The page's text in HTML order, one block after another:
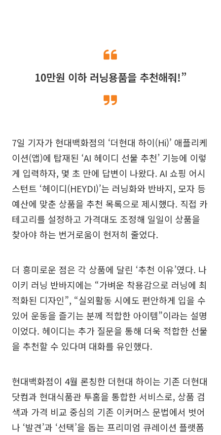
10만원 이하 러닝용품을 추천해줘!”
7일 기자가 현대백화점의 ‘더현대 하이(Hi)’ 애플리케
이션(앱)에 탑재된 ‘AI 헤이디 선물 추천’ 기능에 이렇
게 입력하자, 몇 초 만에 답변이 나왔다. AI 쇼핑 어시
스턴트 ‘헤이디(HEYDI)’는 러닝화와 반바지, 모자 등
예산에 맞춘 상품을 추천 목록으로 제시했다. 직접 카
테고리를 설정하고 가격대도 조정해 일일이 상품을
찾아야 하는 번거로움이 현저히 줄었다.
더 흥미로운 점은 각 상품에 달린 ‘추천 이유’였다. 나
이키 러닝 반바지에는 “가벼운 착용감으로 러닝에 최
적화된 디자인”, “실외활동 시에도 편안하게 입을 수
있어 운동을 즐기는 분께 적합한 아이템”이라는 설명
이었다. 헤이디는 추가 질문을 통해 더욱 적합한 선물
을 추천할 수 있다며 대화를 유인했다.
현대백화점이 4월 론칭한 더현대 하이는 기존 더현대
닷컴과 현대식품관 투홈을 통합한 서비스로, 상품 검
색과 가격 비교 중심의 기존 이커머스 문법에서 벗어
나 ‘발견’과 ‘선택’을 돕는 프리미엄 큐레이션 플랫폼